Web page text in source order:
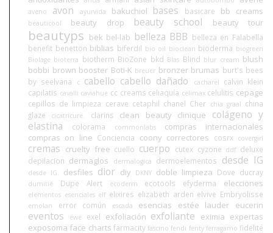
aveno avon ayurvida bakuchiol bases basicare bb creams
beauticool beauty drop beauty school beauty tour
beautyps bek bel-lab belleza BBB belleza en Falabella
benefit benetton biblias biferdil bio oil bioclean bioderma biogreen
Biolage bioterra biotherm BioZone bkd Blas Blind blur cream blush
bobbi brown booster Boti-K breuer bronzer brumas burt's bees
by seelvana
c cabello cabello dañado cacharel
calvin klein
capilatis cavalli caviahue cc creams celiaquía celimax celulitis cepage
cepillos de limpieza cerave cetaphil chanel Cher chia graal china
glaze
cicatricure. clarins clean beauty clinique
colágeno y
elastina
colorama commonlabs
compras internacionales
compras on line Conciencia coony correctores cosrx covergirl
cremas cruelty free cuello cuerpo cutex cyzone ddf deluxe
depilacion dermaglos dermalogica dermoelementos desde IG
desde IG. desfiles dior diy DKNY doble limpieza Dove ducray
dumitié Dupe Alert ecoderm ecotools efyderma elecciones
elementos esenciales elf elixires elizabeth arden elvive Embryolisse
emolan error común escada esencias estée lauder eucerin
eventos ewe exel exfoliación exfoliante eximia expertas
exposoma face charts farmacity fascino fendi fenty ferragamo fidelité